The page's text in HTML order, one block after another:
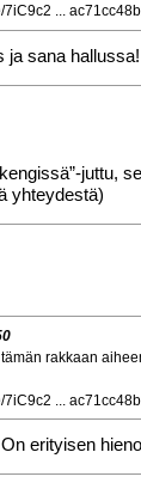
7iC9c2 ...
ja sana hallussa!
juttu,
yhteydestä)
rakkaan
...
erityisen